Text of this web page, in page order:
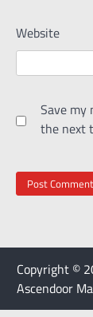
Website
Save my
the next
Copyright ©
Ascendoor